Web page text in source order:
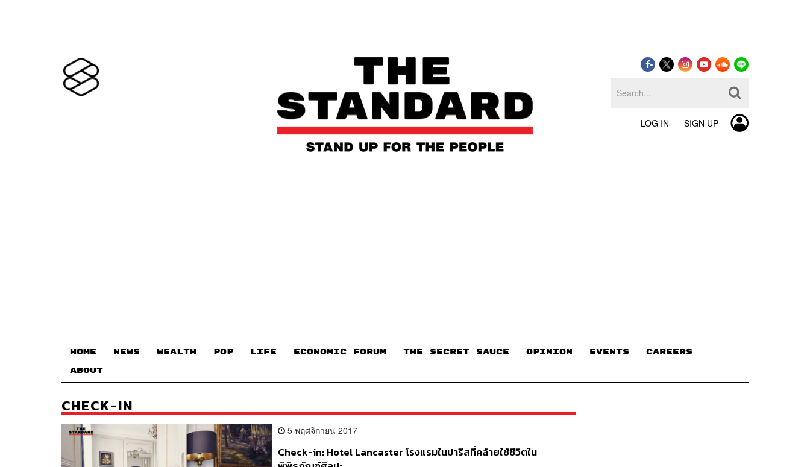
LOG IN SIGN UP
HOME NEWS WEALTH POP LIFE ECONOMIC FORUM THE SECRET SAUCE​ OPINION EVENTS CAREERS
ABOUT
CHECK-IN
5 พฤศจิกายน 2017
Check-in: Hotel Lancaster โรงแรมในปารีสที่คล้ายใช้ชีวิตใน